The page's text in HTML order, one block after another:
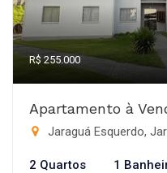
R$ 255.000
Apartamento à
Jaraguá Esquerdo,
2 Quartos 1